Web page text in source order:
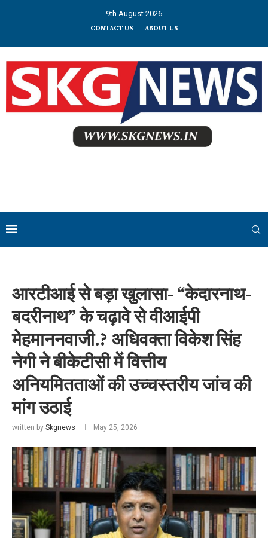
9th August 2026
CONTACT US ABOUT US
आरटीआई से बड़ा खुलासा- “केदारनाथ-
बदरीनाथ” के चढ़ावे से वीआईपी
मेहमाननवाजी.? अधिवक्ता विकेश सिंह
नेगी ने बीकेटीसी में वित्तीय
अनियमितताओं की उच्चस्तरीय जांच की
मांग उठाई
written by Skgnews May 25, 2026